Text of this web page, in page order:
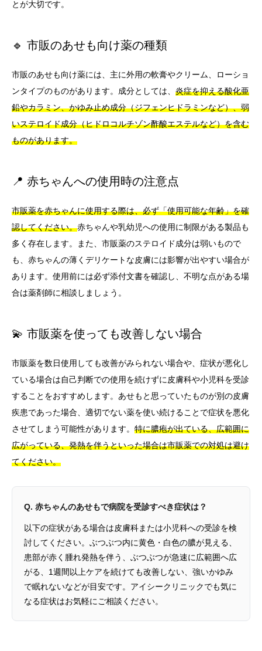
とが大切です。
🔹 市販のあせも向け薬の種類
市販のあせも向け薬には、主に外用の軟膏やクリーム、ローショ
ンタイプのものがあります。成分としては、 炎症を抑える酸化亜
鉛やカラミン、かゆみ止め成分（ジフェンヒドラミンなど）、弱
いステロイド成分（ヒドロコルチゾン酢酸エステルなど）を含む
ものがあります。
📍 赤ちゃんへの使用時の注意点
市販薬を赤ちゃんに使用する際は、必ず「使用可能な年齢」を確
認してください。赤ちゃんや乳幼児への使用に制限がある製品も
多く存在します。また、市販薬のステロイド成分は弱いもので
も、赤ちゃんの薄くデリケートな皮膚には影響が出やすい場合が
あります。使用前には必ず添付文書を確認し、不明な点がある場
合は薬剤師に相談しましょう。
💫 市販薬を使っても改善しない場合
市販薬を数日使用しても改善がみられない場合や、症状が悪化し
ている場合は自己判断での使用を続けずに皮膚科や小児科を受診
することをおすすめします。あせもと思っていたものが別の皮膚
疾患であった場合、適切でない薬を使い続けることで症状を悪化
させてしまう可能性があります。 特に膿疱が出ている、広範囲に
広がっている、発熱を伴うといった場合は市販薬での対処は避け
てください。
Q. 赤ちゃんのあせもで病院を受診すべき症状は？
以下の症状がある場合は皮膚科または小児科への受診を検
討してください。ぶつぶつ内に黄色・白色の膿が見える、
患部が赤く腫れ発熱を伴う、ぶつぶつが急速に広範囲へ広
がる、1週間以上ケアを続けても改善しない、強いかゆみ
で眠れないなどが目安です。アイシークリニックでも気に
なる症状はお気軽にご相談ください。